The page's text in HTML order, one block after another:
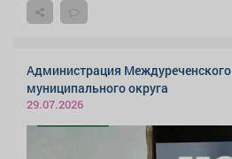
Администрация Междуреченского
муниципального округа
29.07.2026